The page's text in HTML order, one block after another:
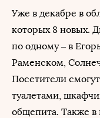
Уже в декабре в
которых 8 новых.
по одному – в
Раменском,
Посетители
туалетами,
общепита. Также в